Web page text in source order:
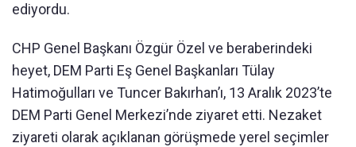
ediyordu.
CHP Genel Başkanı Özgür Özel ve beraberindeki
heyet, DEM Parti Eş Genel Başkanları Tülay
Hatimoğulları ve Tuncer Bakırhan’ı, 13 Aralık 2023’te
DEM Parti Genel Merkezi’nde ziyaret etti. Nezaket
ziyareti olarak açıklanan görüşmede yerel seçimler